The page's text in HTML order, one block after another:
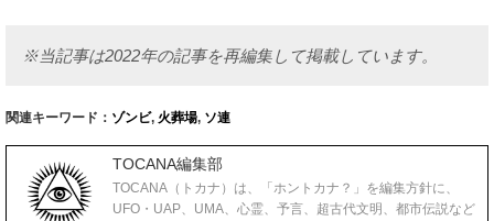
※当記事は2022年の記事を再編集して掲載しています。
関連キーワード： ゾンビ, 火葬場, ソ連
TOCANA編集部
TOCANA（トカナ）は、「ホントカナ？」を編集方針に、
UFO・UAP、UMA、心霊、予言、超古代文明、都市伝説など